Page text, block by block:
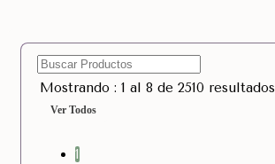
Mostrando : 1 al 8 de 2510 resultados
Ver Todos
1